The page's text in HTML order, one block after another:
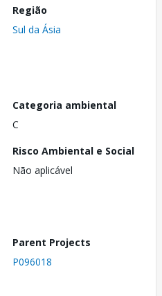
Região
Sul da Ásia
Categoria ambiental
C
Risco Ambiental e Social
Não aplicável
Parent Projects
P096018